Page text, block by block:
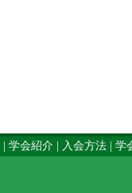
学会紹介 入会方法 学